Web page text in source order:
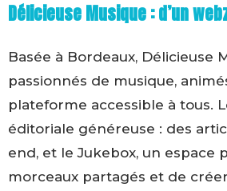
Délicieuse Musique : d’un
Basée à Bordeaux, Délicieuse
passionnés de musique,
plateforme accessible à tous.
éditoriale généreuse : des
end, et le Jukebox, un
morceaux partagés et de